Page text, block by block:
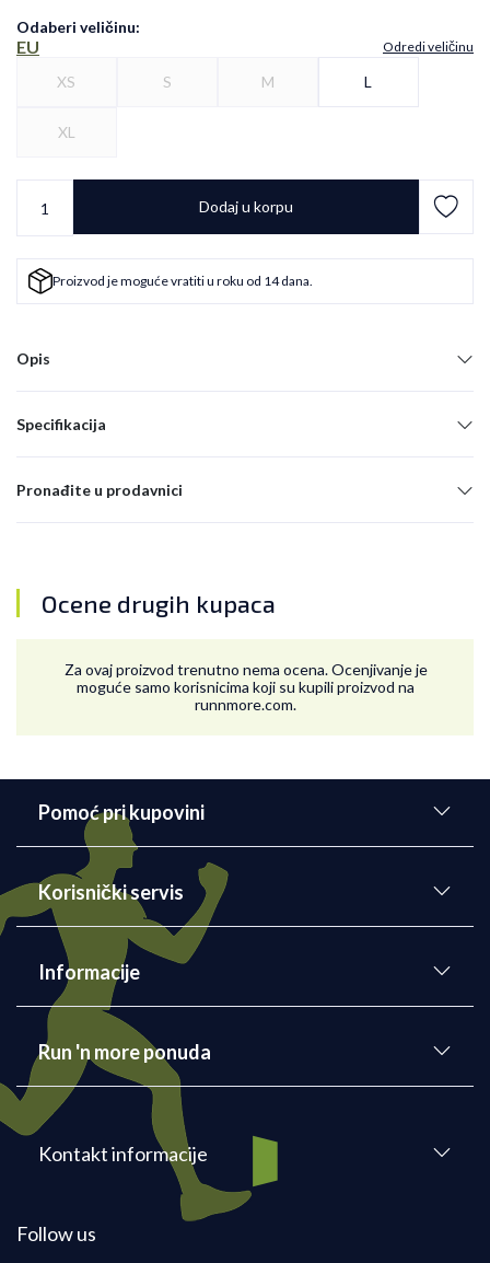
Odaberi veličinu:
EU Odredi veličinu
XS S M L
XL
Dodaj u korpu
Proizvod je moguće vratiti u roku od 14 dana.
Opis
Specifikacija
Pronađite u prodavnici
Ocene drugih kupaca
Za ovaj proizvod trenutno nema ocena. Ocenjivanje je
moguće samo korisnicima koji su kupili proizvod na
runnmore.com.
Pomoć pri kupovini
Korisnički servis
Informacije
Run 'n more ponuda
Kontakt informacije
Follow us